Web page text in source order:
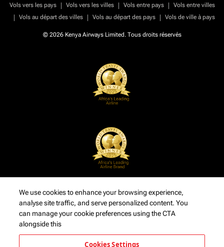
Vols vers les pays | Vols vers les villes | Vols entre pays |
Vols entre villes
|
Vols au départ des villes | Vols au départ des pays | Vols de ville à pays
© 2026 Kenya Airways Limited. Tous droits réservés
We use cookies to enhance your browsing experience,
analyse site traffic, and serve personalized content. You
can manage your cookie preferences using the CTA
alongside this
Cookies Settings